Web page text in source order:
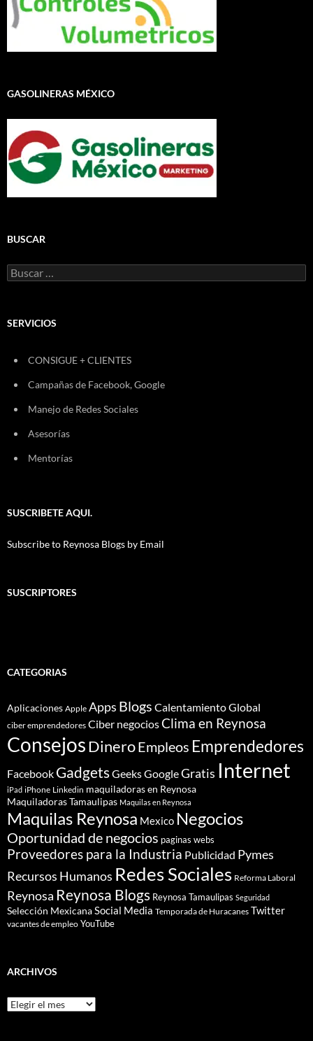
GASOLINERAS MÉXICO
BUSCAR
Buscar:
SERVICIOS
CONSIGUE + CLIENTES
Campañas de Facebook, Google
Manejo de Redes Sociales
Asesorías
Mentorías
SUSCRIBETE AQUI.
Subscribe to Reynosa Blogs by Email
SUSCRIPTORES
CATEGORIAS
Aplicaciones Apple Apps Blogs Calentamiento Global
ciber emprendedores Ciber negociosClima en Reynosa
ConsejosDineroEmpleos Emprendedores
Facebook GadgetsGeeksGoogleGratis Internet
iPad iPhone Linkedin maquiladoras en Reynosa
Maquiladoras Tamaulipas Maquilas en Reynosa
Maquilas Reynosa Mexico Negocios
Oportunidad de negocios paginas webs
Proveedores para la Industria Publicidad Pymes
Recursos Humanos Redes Sociales Reforma Laboral
Reynosa Reynosa Blogs Reynosa Tamaulipas Seguridad
Selección MexicanaSocial Media Temporada de Huracanes Twitter
vacantes de empleo YouTube
ARCHIVOS
Archivos